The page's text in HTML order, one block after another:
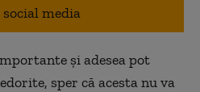
media
şi adesea pot
sper că acesta nu va